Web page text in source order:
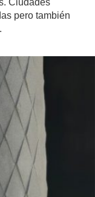
Ciudades
pero también